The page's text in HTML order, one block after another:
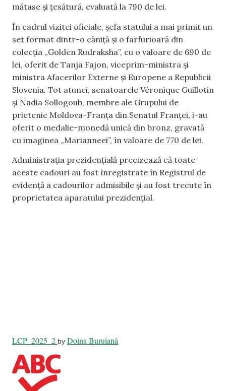
mătase și țesătură, evaluată la 790 de lei.
În cadrul vizitei oficiale, șefa statului a mai primit un
set format dintr-o căniță și o farfurioară din
colecția „Golden Rudraksha”, cu o valoare de 690 de
lei, oferit de Tanja Fajon, viceprim-ministra și
ministra Afacerilor Externe și Europene a Republicii
Slovenia. Tot atunci, senatoarele Véronique Guillotin
și Nadia Sollogoub, membre ale Grupului de
prietenie Moldova-Franța din Senatul Franței, i-au
oferit o medalie-monedă unică din bronz, gravată
cu imaginea „Marianneei”, în valoare de 770 de lei.
Administrația prezidențială precizează că toate
aceste cadouri au fost înregistrate în Registrul de
evidență a cadourilor admisibile și au fost trecute în
proprietatea aparatului prezidențial.
LCP_2025_2 by Doina Buruiană